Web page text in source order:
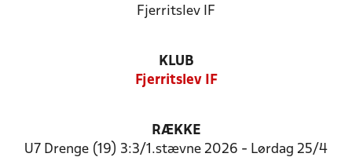
Fjerritslev IF
KLUB
Fjerritslev IF
RÆKKE
U7 Drenge (19) 3:3/1.stævne 2026 - Lørdag 25/4